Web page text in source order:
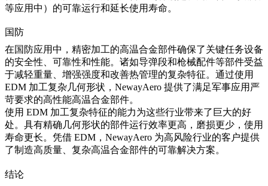
等应用中）的可靠运行和延长使用寿命。
国防
在国防应用中，精密加工的高温合金部件确保了关键任务设备
的安全性、可靠性和性能。诸如导弹段和枪械配件等部件受益
于减轻重量、增强强度和改善热管理的复杂特征。通过使用
EDM 加工复杂几何形状，NewayAero 提供了满足军事应用严
苛要求的高性能高温合金部件。
使用 EDM 加工复杂特征的能力为这些行业带来了巨大的好
处。具有精确几何形状的部件运行效率更高，磨损更少，使用
寿命更长。凭借 EDM，NewayAero 为高风险行业的客户提供
了制造高质量、复杂高温合金部件的可靠解决方案。
结论